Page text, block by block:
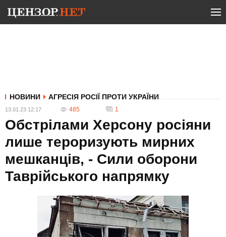
НОВИНИ АГРЕСІЯ РОСІЇ ПРОТИ УКРАЇНИ
13.01.23 12:17 485 1
Обстрілами Херсону росіяни
лише тероризують мирних
мешканців, - Сили оборони
Таврійського напрямку